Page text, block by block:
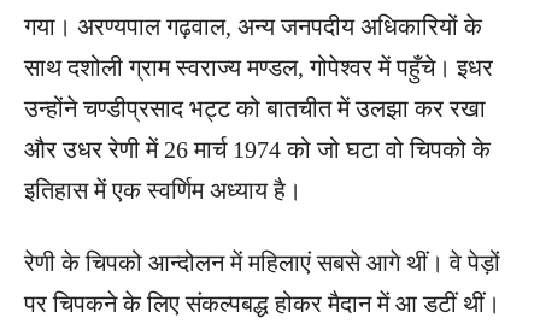
गया। अरण्यपाल गढ़वाल, अन्य जनपदीय अधिकारियों के
साथ दशोली ग्राम स्वराज्य मण्डल, गोपेश्वर में पहुँचे। इधर
उन्होंने चण्डीप्रसाद भट्ट को बातचीत में उलझा कर रखा
और उधर रेणी में 26 मार्च 1974 को जो घटा वो चिपको के
इतिहास में एक स्वर्णिम अध्याय है।
रेणी के चिपको आन्दोलन में महिलाएं सबसे आगे थीं। वे पेड़ों
पर चिपकने के लिए संकल्पबद्ध होकर मैदान में आ डटीं थीं।